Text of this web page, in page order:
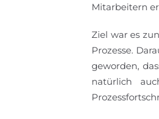
Mitarbeitern
Ziel war es
Prozesse.
geworden,
natürlich